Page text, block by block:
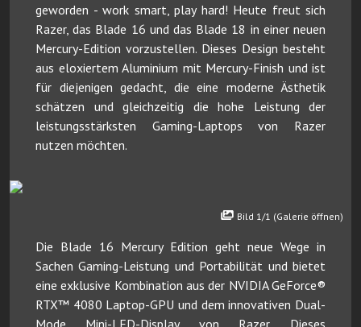
geworden - work smart, play hard! Heute freut sich
Razer, das Blade 16 und das Blade 18 in einer neuen
Mercury-Edition vorzustellen. Dieses Design besteht
aus eloxiertem Aluminium mit Mercury-Finish und ist
für diejenigen gedacht, die eine moderne Ästhetik
schätzen und gleichzeitig die hohe Leistung der
leistungsstärksten Gaming-Laptops von Razer
nutzen möchten.
Bild 1/1 (Galerie öffnen)
Die Blade 16 Mercury Edition geht neue Wege in
Sachen Gaming-Leistung und Portabilität und bietet
eine exklusive Kombination aus der NVIDIA GeForce®
RTX™ 4080 Laptop-GPU und dem innovativen Dual-